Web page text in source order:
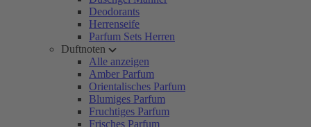
Deodorants
Herrenseife
Parfum Sets Herren
Duftnoten
Alle anzeigen
Amber Parfum
Orientalisches Parfum
Blumiges Parfum
Fruchtiges Parfum
Frisches Parfum